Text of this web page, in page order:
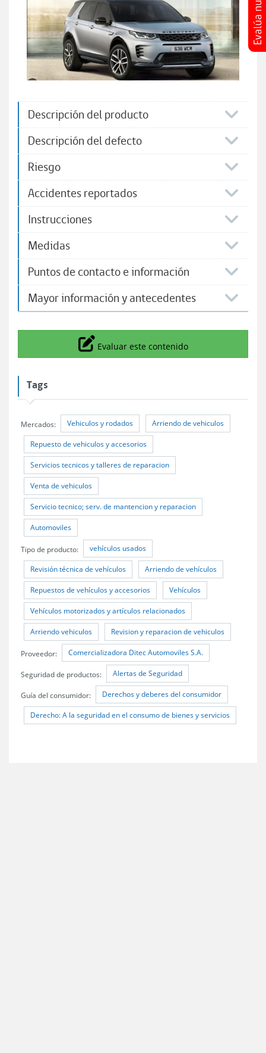
Descripción del producto
Descripción del defecto
Riesgo
Accidentes reportados
Instrucciones
Medidas
Puntos de contacto e información
Mayor información y antecedentes
Icono
Evaluar este contenido
Tags
Mercados: Vehiculos y rodados Arriendo de vehiculos
Repuesto de vehiculos y accesorios
Servicios tecnicos y talleres de reparacion
Venta de vehiculos
Servicio tecnico; serv. de mantencion y reparacion
Automoviles
Tipo de producto: vehículos usados
Revisión técnica de vehículos Arriendo de vehículos
Repuestos de vehículos y accesorios Vehículos
Vehículos motorizados y artículos relacionados
Arriendo vehiculos Revision y reparacion de vehiculos
Proveedor: Comercializadora Ditec Automoviles S.A.
Seguridad de productos: Alertas de Seguridad
Guía del consumidor: Derechos y deberes del consumidor
Derecho: A la seguridad en el consumo de bienes y servicios